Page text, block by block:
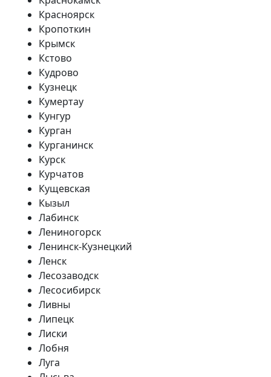
Красноярск
Кропоткин
Крымск
Кстово
Кудрово
Кузнецк
Кумертау
Кунгур
Курган
Курганинск
Курск
Курчатов
Кущевская
Кызыл
Лабинск
Лениногорск
Ленинск-Кузнецкий
Ленск
Лесозаводск
Лесосибирск
Ливны
Липецк
Лиски
Лобня
Луга